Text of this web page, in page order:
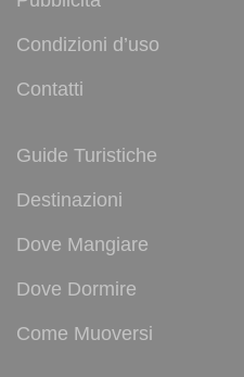
Condizioni d’uso
Contatti
Guide Turistiche
Destinazioni
Dove Mangiare
Dove Dormire
Come Muoversi